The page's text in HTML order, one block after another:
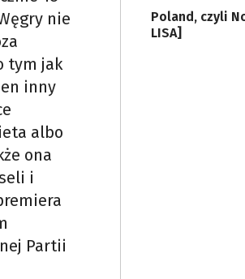
nie
tym jak
inny
albo
ona
i
Partii
Poland, czyli
LISA]